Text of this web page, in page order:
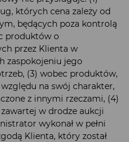
których cena zależy od
będących poza kontrolą
produktów o
przez Klienta w
zaspokojeniu jego
(3) wobec produktów,
na swój charakter,
z innymi rzeczami, (4)
w drodze aukcji
wykonał w pełni
Klienta, który został